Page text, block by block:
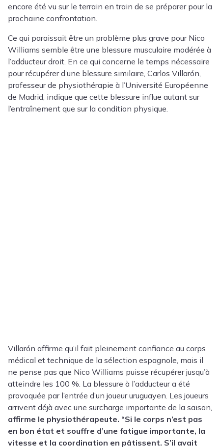
encore été vu sur le terrain en train de se préparer pour la
prochaine confrontation.
Ce qui paraissait être un problème plus grave pour Nico
Williams semble être une blessure musculaire modérée à
l’adducteur droit. En ce qui concerne le temps nécessaire
pour récupérer d’une blessure similaire, Carlos Villarón
professeur de physiothérapie à l’Université Européenne
de Madrid, indique que cette blessure influe autant sur
l’entraînement que sur la condition physique.
Villarón affirme qu’il fait pleinement confiance au corps
médical et technique de la sélection espagnole, mais il
ne pense pas que Nico Williams puisse récupérer jusqu’à
atteindre les 100 %. La blessure à l’adducteur a été
provoquée par l’entrée d’un joueur uruguayen. Les joueurs
arrivent déjà avec une surcharge importante de la saison,
affirme le physiothérapeute. “Si le corps n’est pas
en bon état et souffre d’une fatigue importante, la
vitesse et la coordination en pâtissent. S’il avait